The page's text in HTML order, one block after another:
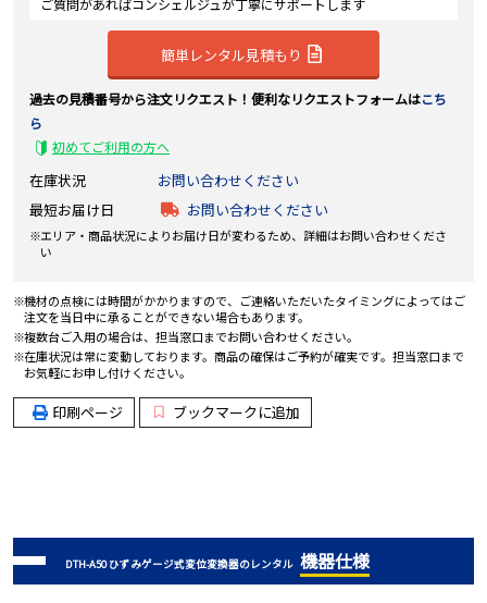
ご質問があればコンシェルジュが丁寧にサポートします
簡単レンタル見積もり
過去の見積番号から注文リクエスト！便利なリクエストフォームはこち
ら
初めてご利用の方へ
在庫状況
お問い合わせください
最短お届け日
お問い合わせください
エリア・商品状況によりお届け日が変わるため、詳細はお問い合わせくださ
い
機材の点検には時間がかかりますので、ご連絡いただいたタイミングによってはご
注文を当日中に承ることができない場合もあります。
複数台ご入用の場合は、担当窓口までお問い合わせください。
在庫状況は常に変動しております。商品の確保はご予約が確実です。担当窓口まで
お気軽にお申し付けください。
印刷ページ ブックマークに追加
DTH-A50 ひずみゲージ式変位変換器のレンタル 機器仕様